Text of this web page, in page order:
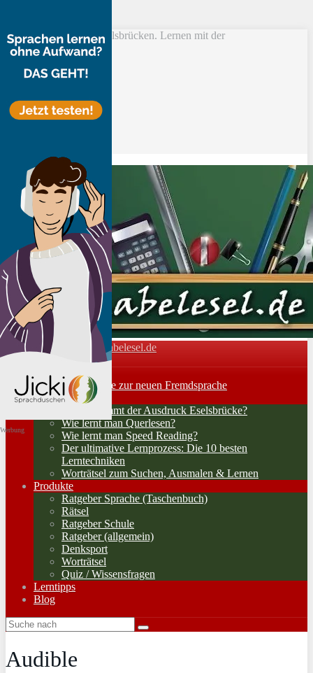
Vokabel Lernen mit Eselsbrücken. Lernen mit der
Schlüsselwortmethode
Bestseller
T-Shirts
Blog
Toggle navigation Vokabelesel.de
Home
Lernerfolge: Wege zur neuen Fremdsprache
Lernstrategien
Woher kommt der Ausdruck Eselsbrücke?
Wie lernt man Querlesen?
Wie lernt man Speed Reading?
Der ultimative Lernprozess: Die 10 besten
Lerntechniken
Worträtsel zum Suchen, Ausmalen & Lernen
Produkte
Ratgeber Sprache (Taschenbuch)
Rätsel
Ratgeber Schule
Ratgeber (allgemein)
Denksport
Worträtsel
Quiz / Wissensfragen
Lerntipps
Blog
Audible
Werbung